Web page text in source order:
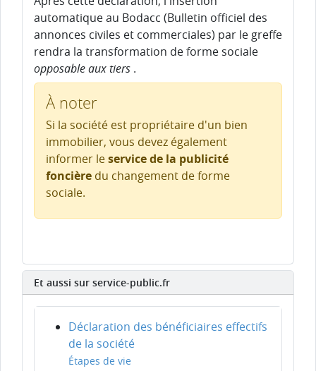
automatique au Bodacc (Bulletin officiel des
annonces civiles et commerciales) par le greffe
rendra la transformation de forme sociale
opposable aux tiers .
À noter
Si la société est propriétaire d'un bien
immobilier, vous devez également
informer leservice de la publicité
foncière du changement de forme
sociale.
Et aussi sur service-public.fr
Déclaration des bénéficiaires effectifs
de la société
Étapes de vie